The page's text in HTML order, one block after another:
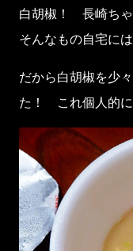
白胡椒！ 長崎ちゃ
そんなもの自宅には
だから白胡椒を少
た！ これ個人的に